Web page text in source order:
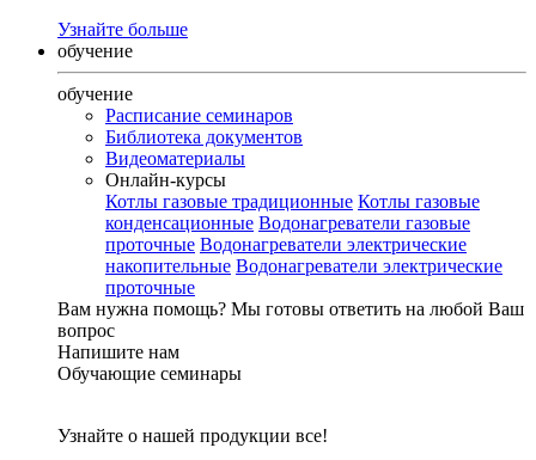
Узнайте больше
обучение
обучение
Расписание семинаров
Библиотека документов
Видеоматериалы
Онлайн-курсы
Котлы газовые традиционные Котлы газовые
конденсационные Водонагреватели газовые
проточные Водонагреватели электрические
накопительные Водонагреватели электрические
проточные
Вам нужна помощь? Мы готовы ответить на любой Ваш
вопрос
Напишите нам
Обучающие семинары
Узнайте о нашей продукции все!